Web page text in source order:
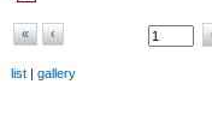
« ‹
list | gallery